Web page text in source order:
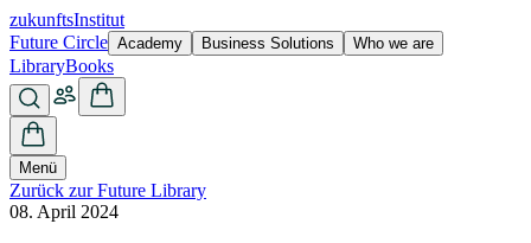
zukunftsInstitut
Future Circle Academy Business Solutions Who we are
LibraryBooks
Menü
Zurück zur Future Library
08. April 2024